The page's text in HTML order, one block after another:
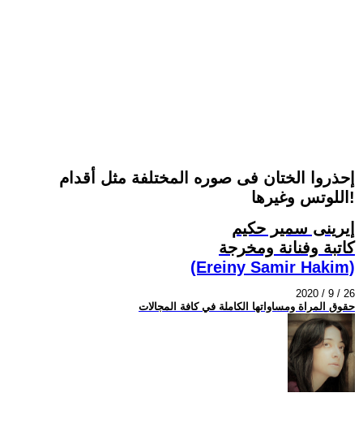
إحذروا الختان فى صوره المختلفة مثل أقدام
اللوتس وغيرها!
إيرينى سمير حكيم
كاتبة وفنانة ومخرجة
(Ereiny Samir Hakim)
2020 / 9 / 26
حقوق المراة ومساواتها الكاملة في كافة المجالات